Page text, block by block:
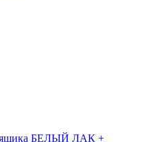
ящика БЕЛЫЙ ЛАК +